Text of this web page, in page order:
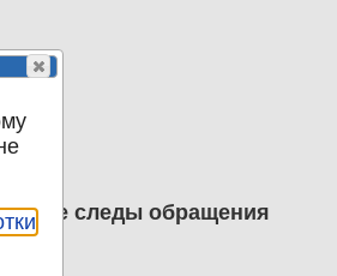
следы обращения